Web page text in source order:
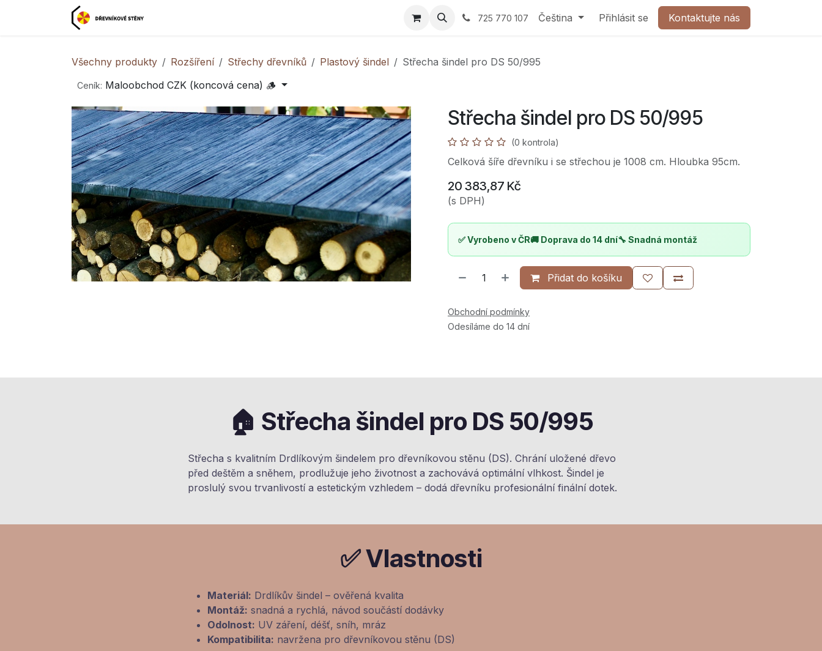
Nabídka Reference Společnost Kontaktujte nás
725 770 107 Čeština Přihlásit se Kontaktujte nás
Všechny produkty Rozšíření Střechy dřevníků Plastový šindel Střecha šindel pro DS 50/995
Ceník: Maloobchod CZK (koncová cena) 🪵
Střecha šindel pro DS 50/995
(0 kontrola)
Celková šíře dřevníku i se střechou je 1008 cm. Hloubka 95cm.
20 383,87 Kč
(s DPH)
✅ Vyrobeno v ČR🚚 Doprava do 14 dní🔧 Snadná montáž
Přidat do košíku
Obchodní podmínky
Odesíláme do 14 dní
🏠 Střecha šindel pro DS 50/995
Střecha s kvalitním Drdlíkovým šindelem pro dřevníkovou stěnu (DS). Chrání uložené dřevo
před deštěm a sněhem, prodlužuje jeho životnost a zachovává optimální vlhkost. Šindel je
proslulý svou trvanlivostí a estetickým vzhledem – dodá dřevníku profesionální finální dotek.
✅ Vlastnosti
Materiál: Drdlíkův šindel – ověřená kvalita
Montáž: snadná a rychlá, návod součástí dodávky
Odolnost: UV záření, déšť, sníh, mráz
Kompatibilita: navržena pro dřevníkovou stěnu (DS)